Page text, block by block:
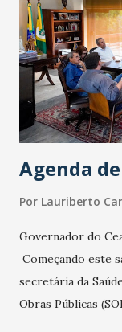
detalhes. Entre
central da mostra,
altura, e Segunda
um idoso com
curador acredita
hiper-realista da
Agenda
Por Lauriberto
Governador do
Começando este
secretária da
Obras Públicas